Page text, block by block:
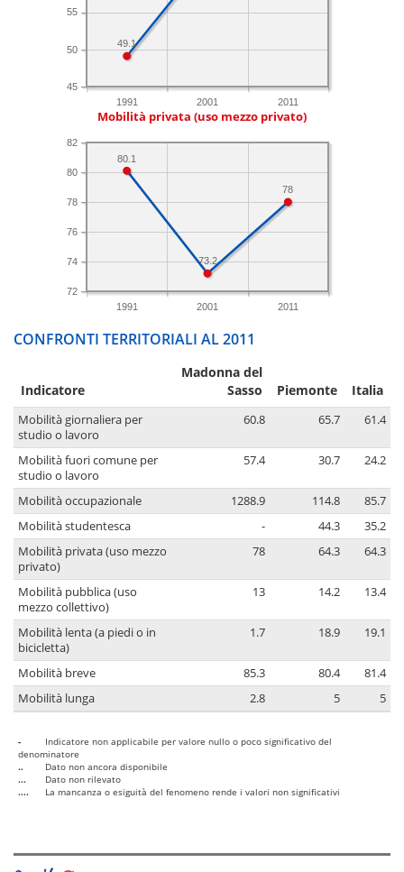
1991 2001 2011
45
50
55
49.1
Mobilità privata (uso mezzo privato)
1991 2001 2011
72
74
76
78
80
82
78
73.2
80.1
CONFRONTI TERRITORIALI AL 2011
Indicatore
Madonna del
Sasso
Piemonte Italia
Mobilità giornaliera per
studio o lavoro
60.8 65.7 61.4
Mobilità fuori comune per
studio o lavoro
57.4 30.7 24.2
Mobilità occupazionale 1288.9 114.8
85.7
Mobilità studentesca
- 44.3
35.2
Mobilità privata (uso mezzo
privato)
78 64.3 64.3
Mobilità pubblica (uso
mezzo collettivo)
13 14.2 13.4
Mobilità lenta (a piedi o in
bicicletta)
1.7 18.9 19.1
Mobilità breve 85.3 80.4
81.4
Mobilità lunga
2.8 5 5
-
Indicatore non applicabile per valore nullo o poco significativo del
denominatore
..
Dato non ancora disponibile
...
Dato non rilevato
....
La mancanza o esiguità del fenomeno rende i valori non significativi